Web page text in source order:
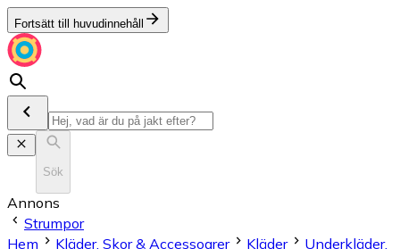
Fortsätt till huvudinnehåll
Sök
Annons
Strumpor
Hem
Kläder, Skor & Accessoarer Kläder
Underkläder,